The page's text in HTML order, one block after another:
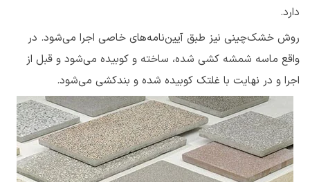
دارد.
روش خشک‌چینی نیز طبق آیین‌نامه‌های خاصی اجرا می‌شود. در
واقع ماسه شمشه کشی شده، ساخته و کوبیده می‌شود و قبل از
اجرا و در نهایت با غلتک کوبیده شده و بندکشی می‌شود.